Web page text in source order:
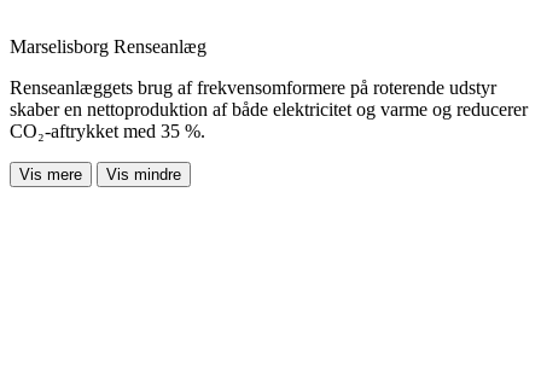
Marselisborg Renseanlæg
Renseanlæggets brug af frekvensomformere på roterende udstyr
skaber en nettoproduktion af både elektricitet og varme og reducerer
CO₂-aftrykket med 35 %.
Vis mere Vis mindre